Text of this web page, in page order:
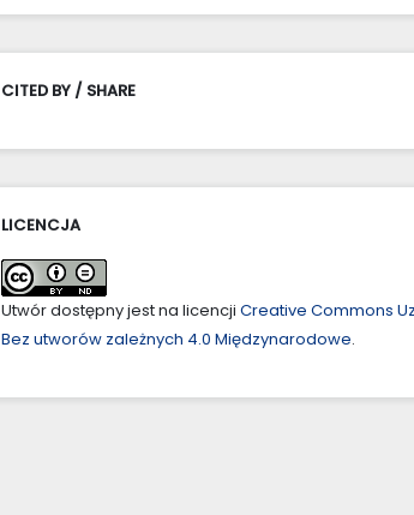
CITED BY / SHARE
LICENCJA
Utwór dostępny jest na licencji Creative Commons
Bez utworów zależnych 4.0 Międzynarodowe.